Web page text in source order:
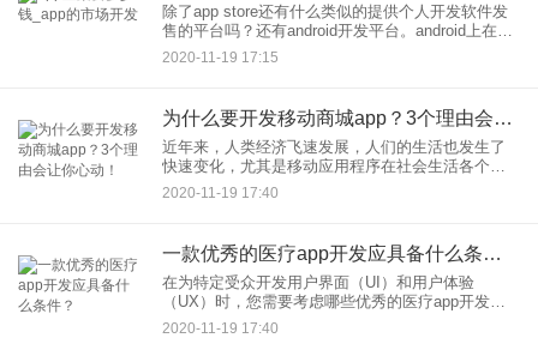
除了app store还有什么类似的提供个人开发软件发
售的平台吗？还有android开发平台。android上在线
store还不需要严格审核。但是没有前途，android是
开源平台，将来是山寨机的优选
2020-11-19 17:15
为什么要开发移动商城app？3个理由会让你心动！
近年来，人类经济飞速发展，人们的生活也发生了
快速变化，尤其是移动应用程序在社会生活各个领
域的普及。为了使消费者的在线购物过程简单，方
便，安全，快捷，在线移动app商城已经成为一种新
2020-11-19 17:40
一款优秀的医疗app开发应具备什么条件？
在为特定受众开发用户界面（UI）和用户体验
（UX）时，您需要考虑哪些优秀的医疗app开发以
及您需要考虑注意哪些事项？ 高质量的医学app开发
设计对于任何移动应用程序都很重要，但是在为敏
2020-11-19 17:40